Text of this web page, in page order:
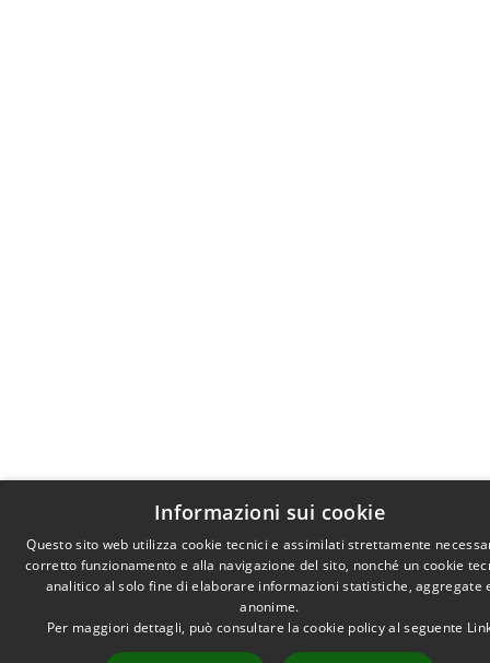
Informazioni sui cookie
Questo sito web utilizza cookie tecnici e assimilati strettamente
corretto funzionamento e alla navigazione del sito, nonché un cookie
analitico al solo fine di elaborare informazioni statistiche, aggregate
anonime.
Per maggiori dettagli, può consultare la cookie policy al seguente